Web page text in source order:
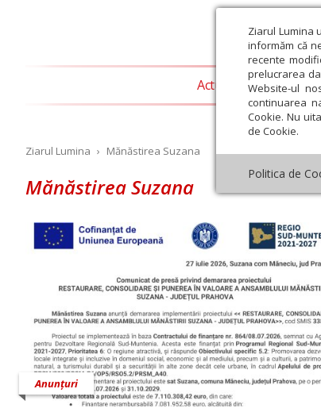
Ziarul Lumina
informăm că
recente
prelucrarea
Website-ul
continuarea
Cookie. Nu
de Cookie.
Politica de
Actualitate religioasă
Ziarul Lumina › Mănăstirea Suzana
Mănăstirea Suzana
Anunțuri